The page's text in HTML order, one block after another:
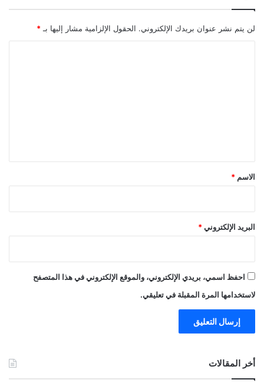
لن يتم نشر عنوان بريدك الإلكتروني. الحقول الإلزامية مشار إليها بـ *
*
الاسم *
البريد الإلكتروني *
احفظ اسمي، بريدي الإلكتروني، والموقع الإلكتروني في هذا المتصفح
لاستخدامها المرة المقبلة في تعليقي.
أخر المقالات